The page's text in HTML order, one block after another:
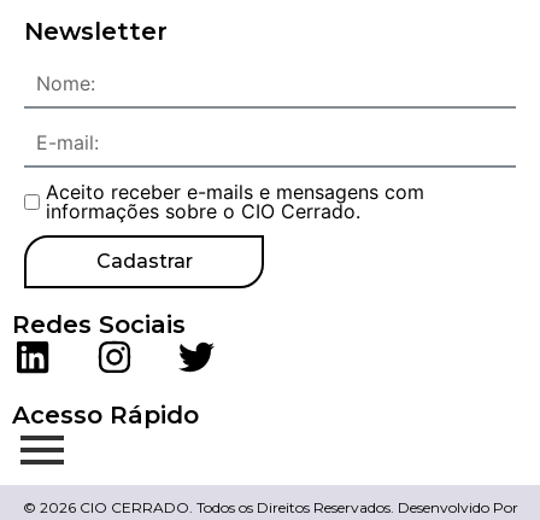
Newsletter
Aceito receber e-mails e mensagens com
informações sobre o CIO Cerrado.
Cadastrar
Redes Sociais
Acesso Rápido
© 2026 CIO CERRADO. Todos os Direitos Reservados. Desenvolvido Por